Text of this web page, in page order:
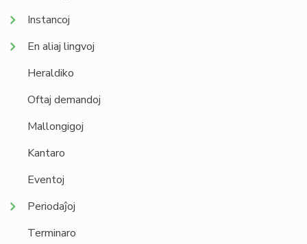
Instancoj
En aliaj lingvoj
Heraldiko
Oftaj demandoj
Mallongigoj
Kantaro
Eventoj
Periodaĵoj
Terminaro